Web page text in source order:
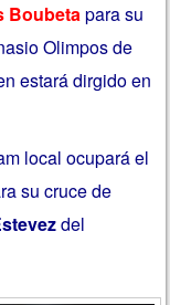
Boubetapara su
Olimpos de
estará dirgido en
local ocupará el
su cruce de
del